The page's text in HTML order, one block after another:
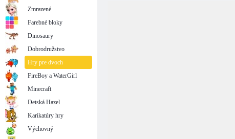
Zmrazené
Farebné bloky
Dinosaury
Dobrodružstvo
Hry pre dvoch
FireBoy a WaterGirl
Minecraft
Detská Hazel
Karikatúry hry
Výchovný